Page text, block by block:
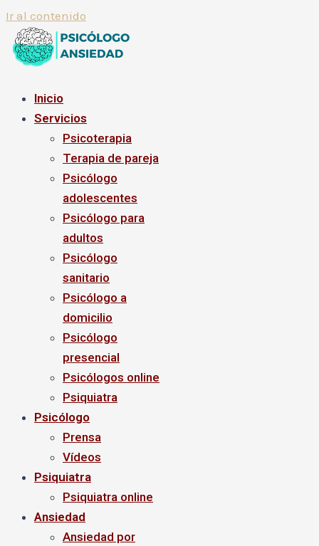
Ir al contenido
Inicio
Servicios
Psicoterapia
Terapia de pareja
Psicólogo
adolescentes
Psicólogo para
adultos
Psicólogo
sanitario
Psicólogo a
domicilio
Psicólogo
presencial
Psicólogos online
Psiquiatra
Psicólogo
Prensa
Vídeos
Psiquiatra
Psiquiatra online
Ansiedad
Ansiedad por